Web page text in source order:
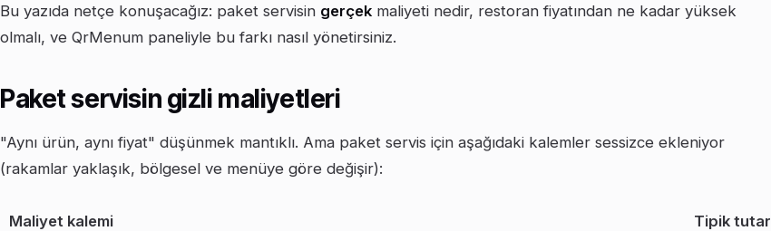
Bu yazıda netçe konuşacağız: paket servisin gerçek maliyeti nedir, restoran fiyatından ne kadar yüksek
olmalı, ve QrMenum paneliyle bu farkı nasıl yönetirsiniz.
Paket servisin gizli maliyetleri
"Aynı ürün, aynı fiyat" düşünmek mantıklı. Ama paket servis için aşağıdaki kalemler sessizce ekleniyor
(rakamlar yaklaşık, bölgesel ve menüye göre değişir):
Maliyet kalemi Tipik tutar